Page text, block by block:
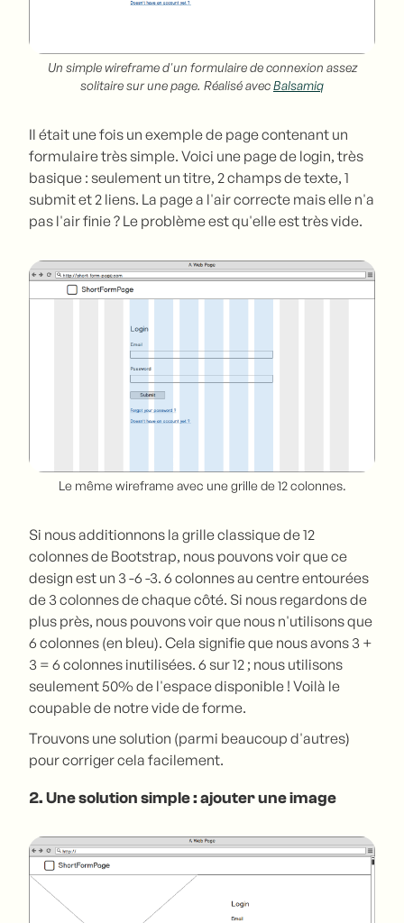
Un simple wireframe d'un formulaire de connexion assez
solitaire sur une page. Réalisé avecBalsamiq
Il était une fois un exemple de page contenant un
formulaire très simple. Voici une page de login, très
basique : seulement un titre, 2 champs de texte, 1
submit et 2 liens. La page a l'air correcte mais elle n'a
pas l'air finie ? Le problème est qu'elle est très vide.
Le même wireframe avec une grille de 12 colonnes.
Si nous additionnons la grille classique de 12
colonnes de Bootstrap, nous pouvons voir que ce
design est un 3 -6 -3. 6 colonnes au centre entourées
de 3 colonnes de chaque côté. Si nous regardons de
plus près, nous pouvons voir que nous n'utilisons que
6 colonnes (en bleu). Cela signifie que nous avons 3 +
3 = 6 colonnes inutilisées. 6 sur 12 ; nous utilisons
seulement 50% de l'espace disponible ! Voilà le
coupable de notre vide de forme.
Trouvons une solution (parmi beaucoup d'autres)
pour corriger cela facilement.
2. Une solution simple : ajouter une image